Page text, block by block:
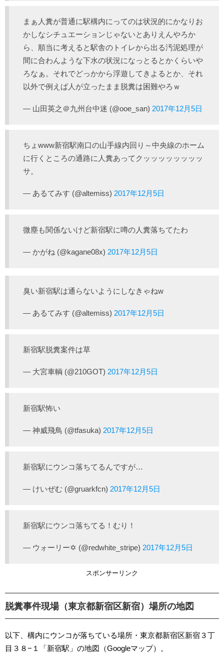
まぁ人糞が普通に駅構内にってのは状況的にかなりお
かしなシチュエーションじゃないとありえんやろか
ら、順当に考えると駅舎のトイレから出る汚泥処理が
間に合わんような下水の状況になっとるとかくらいや
ろなぁ。それでどっかから浮遊してきよるとか、それ
以外で例えば人が立ったまま脱糞は困難やろｗ
— 山田英之＠九州台中迷 (@ooe_san) 2017年12月5日
ちょwww新宿駅南口の山手線内回り～中央線のホーム
に行くところの通路に人糞あってクッッッッッッッッ
サ。
— あるてみす (@altemiss) 2017年12月5日
微塵も関係ないけど新宿駅に噂の人糞落ちてたわ
— かがね (@kagane08x) 2017年12月5日
臭い新宿駅は通らないようにしなきゃねw
— あるてみす (@altemiss) 2017年12月5日
新宿駅脱糞案件は草
— 大宮車輌 (@210GOT) 2017年12月5日
新宿駅怖い
— 神威飛鳥 (@tfasuka) 2017年12月5日
新宿駅にウンコ落ちてるんですが…
— けいぜむ (@gruarkfcn) 2017年12月5日
新宿駅にウンコ落ちてる！むり！
— ウォーリー✡ (@redwhite_stripe) 2017年12月5日
スポンサーリンク
脱糞事件現場（東京都新宿区新宿）場所の地図
以下、構内にウンコが落ちている場所・東京都新宿区新宿３丁
目３８−１「新宿駅」の地図（Googleマップ）。